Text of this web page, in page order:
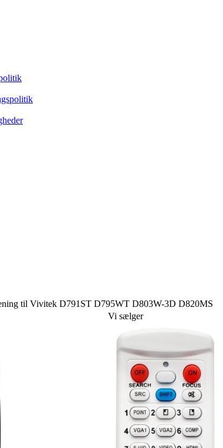
til Vivitek D791ST D795WT D803W-3D D820MS
Vi sælger